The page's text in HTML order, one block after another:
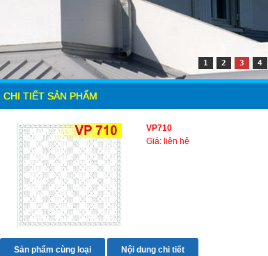
1 2 3 4
CHI TIẾT SẢN PHẨM
VP710
Giá: liên hệ
Sản phẩm cùng loại Nội dung chi tiết